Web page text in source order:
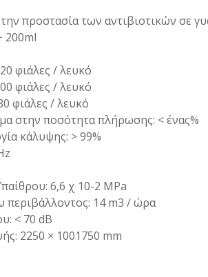
προστασία των αντιβιοτικών σε
200ml
φιάλες / λευκό
φιάλες / λευκό
φιάλες / λευκό
στην ποσότητα πλήρωσης: < ένας%
κάλυψης: > 99%
6,6 χ 10-2 MPa
περιβάλλοντος: 14 m3 / ώρα
< 70 dB
2250 × 1001750 mm